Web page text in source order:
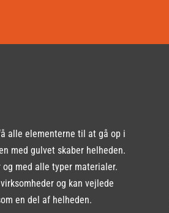
alle elementerne til at gå op i
med gulvet skaber helheden.
med alle typer materialer.
og kan vejlede
en del af helheden.